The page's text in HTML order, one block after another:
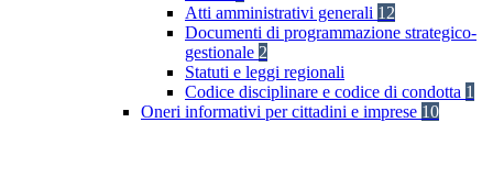
Atti amministrativi generali 12
Documenti di programmazione strategico-
gestionale 2
Statuti e leggi regionali
Codice disciplinare e codice di condotta 1
Oneri informativi per cittadini e imprese 10